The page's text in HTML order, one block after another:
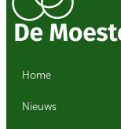
Home
Nieuws